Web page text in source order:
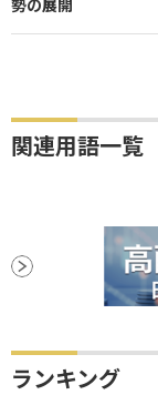
勢の展開
関連用語一覧
ランキング